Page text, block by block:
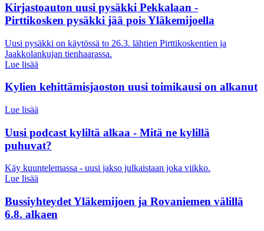
Kirjastoauton uusi pysäkki Pekkalaan -
Pirttikosken pysäkki jää pois Yläkemijoella
Uusi pysäkki on käytössä to 26.3. lähtien Pirttikoskentien ja
Jaakkolankujan tienhaarassa.
Lue lisää
Kylien kehittämisjaoston uusi toimikausi on alkanut
Lue lisää
Uusi podcast kyliltä alkaa - Mitä ne kylillä
puhuvat?
Käy kuuntelemassa - uusi jakso julkaistaan joka viikko.
Lue lisää
Bussiyhteydet Yläkemijoen ja Rovaniemen välillä
6.8. alkaen